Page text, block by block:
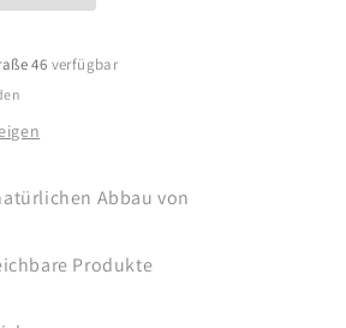
46 verfügbar
Abbau von
Produkte